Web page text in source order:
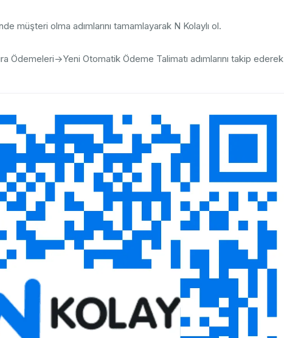
müşteri olma adımlarını tamamlayarak N Kolaylı ol.
Ödemeleri->Yeni Otomatik Ödeme Talimatı adımlarını takip ederek